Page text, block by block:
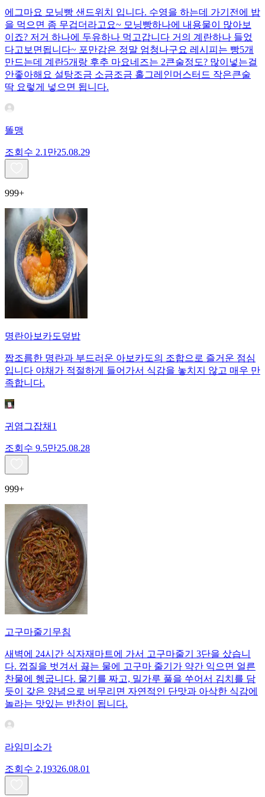
에그마요 모닝빵 샌드위치 입니다. 수영을 하는데 가기전에 밥
을 먹으면 좀 무겁더라고요~ 모닝빵하나에 내용물이 많아보
이죠? 저거 하나에 두유하나 먹고갑니다 거의 계란하나 들었
다고보면됩니다~ 포만감은 정말 엄청나구요 레시피는 빵5개
만드는데 계란5개랑 후추 마요네즈는 2큰술정도? 많이넣는걸
안좋아해요 설탕조금 소금조금 홀그레인머스터드 작은큰술
딱 요렇게 넣으면 됩니다.
똘맹
조회수 2.1만25.08.29
999+
명란아보카도덮밥
짭조름한 명란과 부드러운 아보카도의 조합으로 즐거운 점심
입니다 야채가 적절하게 들어가서 식감을 놓치지 않고 매우 만
족합니다.
귀염그잡채1
조회수 9.5만25.08.28
999+
고구마줄기무침
새벽에 24시간 식자재마트에 가서 고구마줄기 3단을 샀습니
다. 껍질을 벗겨서 끓는 물에 고구마 줄기가 약간 익으면 얼른
찬물에 헹굽니다. 물기를 짜고, 밀가루 풀을 쑤어서 김치를 담
듯이 갖은 양념으로 버무리면 자연적인 단맛과 아삭한 식감에
놀라는 맛있는 반찬이 됩니다.
라임미소가
조회수 2,19326.08.01